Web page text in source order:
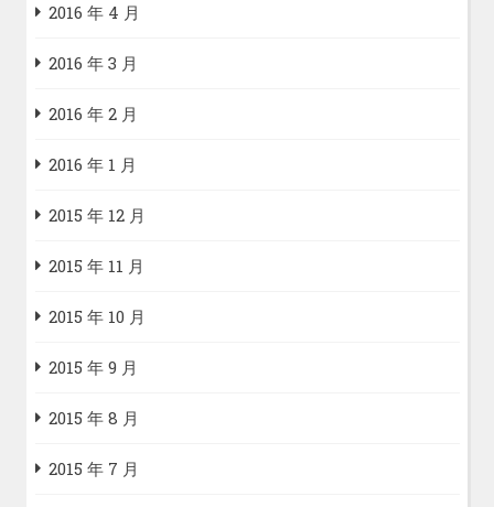
2016 年 4 月
2016 年 3 月
2016 年 2 月
2016 年 1 月
2015 年 12 月
2015 年 11 月
2015 年 10 月
2015 年 9 月
2015 年 8 月
2015 年 7 月